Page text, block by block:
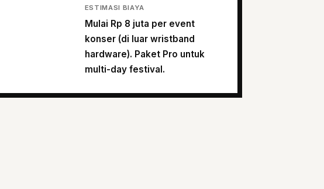
ESTIMASI BIAYA
Mulai Rp 8 juta per event
konser (di luar wristband
hardware). Paket Pro untuk
multi-day festival.